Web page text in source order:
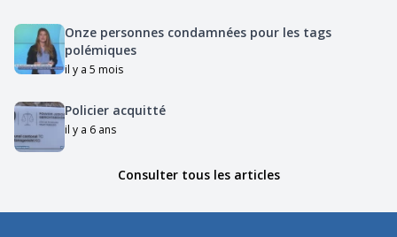
Onze personnes condamnées pour les tags
polémiques
il y a 5 mois
Policier acquitté
il y a 6 ans
Consulter tous les articles